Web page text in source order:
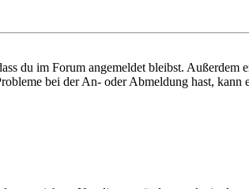
du im Forum angemeldet bleibst.
bei der An- oder Abmeldung hast, kann